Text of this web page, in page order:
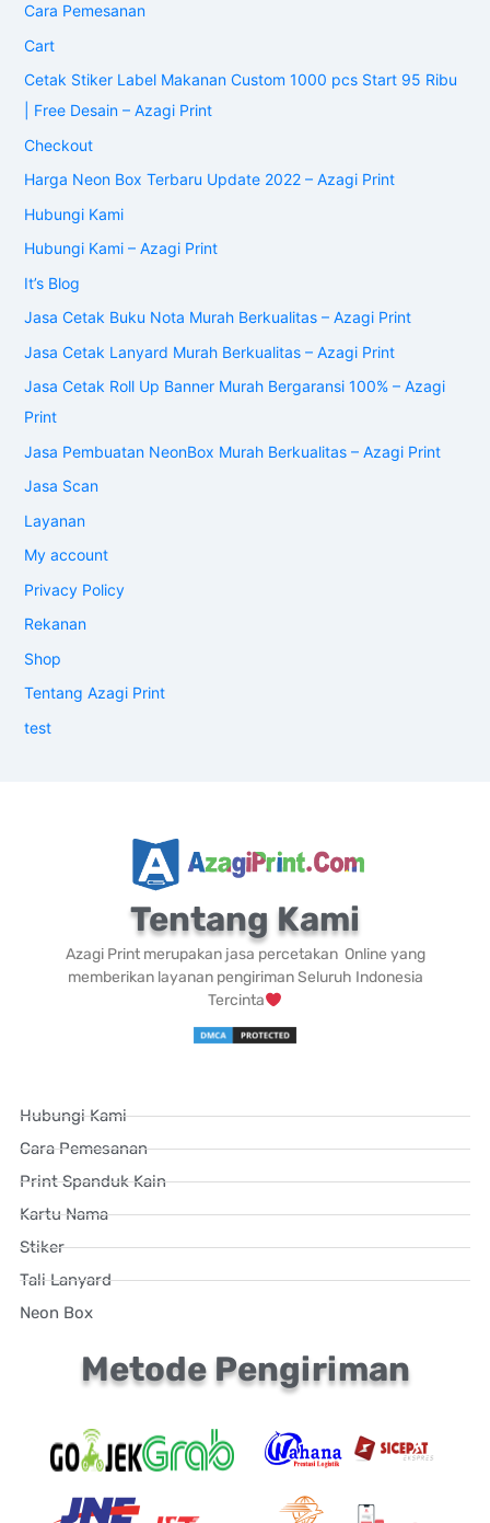
Cara Pemesanan
Cart
Cetak Stiker Label Makanan Custom 1000 pcs Start 95 Ribu
| Free Desain – Azagi Print
Checkout
Harga Neon Box Terbaru Update 2022 – Azagi Print
Hubungi Kami
Hubungi Kami – Azagi Print
It’s Blog
Jasa Cetak Buku Nota Murah Berkualitas – Azagi Print
Jasa Cetak Lanyard Murah Berkualitas – Azagi Print
Jasa Cetak Roll Up Banner Murah Bergaransi 100% – Azagi
Print
Jasa Pembuatan NeonBox Murah Berkualitas – Azagi Print
Jasa Scan
Layanan
My account
Privacy Policy
Rekanan
Shop
Tentang Azagi Print
test
Tentang Kami
Azagi Print merupakan jasa percetakan Online yang
memberikan layanan pengiriman Seluruh Indonesia
Tercinta
Hubungi Kami
Cara Pemesanan
Print Spanduk Kain
Kartu Nama
Stiker
Tali Lanyard
Neon Box
Metode Pengiriman